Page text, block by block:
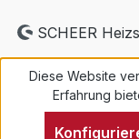
SCHEER
Diese Website
Erfahrung